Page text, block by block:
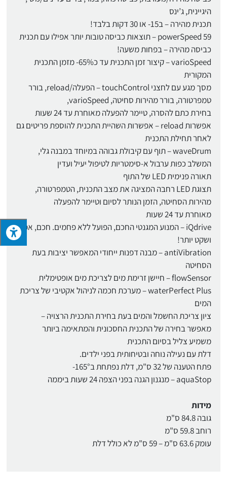
היגיינית, ג’ינס
תכנית מהירה – ב15- או 30 דקות בלבד!
59 powerSpeed – תוצאות כביסה טובות יותר אפילו עם תכנית
כביסה מהירה – בפחות משעה!
varioSpeed – קיצור זמן התכנית עד כ65%- מזמן התכנית
המקורית
מסך מגע עם לחצני touchControl – הפעלה/reload, בורר
טמפרטורה, בורר מהירות סחיטה, varioSpeed,
בחירת כתם להסרה, טיימר להפעלה מאוחרת עד 24 שעות
אפשרות reload – אפשרות השהיית התכנית להוספת פריטים גם
לאחר תחילת התכנית
waveDrum – תוף עם קיבולת גבוהה במיוחד במבנה גלי,
המשלב כפות ערבול א-סימטריות לטיפול יעיל ועדין
תאורה פנימית LED של התוף
תצוגת LED רחבה המציגה את מצב התכנית, הטמפרטורה,
מהירות הסחיטה, הזמן הנותר לסיום וטיימר להפעלה
מאוחרת עד 24 שעות
iQdrive – המנוע המגנטי החכם, הפועל ללא פחמים. חכם, אמין
ושקט יותר!
antiVibration – מבנה דפנות ייחודי המאפשר יציבות בעת
הסחיטה
flowSensor – חיישן זרימת מים לצריכת מים אופטימלית
waterPerfect Plus – מערכת חכמה לניהול אקטיבי של צריכת
המים
ציון צריכת החשמל והמים בעת בחירת התכנית הרצויה –
מאפשר בחירה של התכנית החסכונית והמתאימה ביותר
משמיע צליל בסיום התכנית
דלת עם נעילה נוחה ובטיחותית בפני ילדים.
פתח הטענה של 32 ס"מ, דלת נפתחת ב165°-
aquaStop – מנגנון הגנה בפני הצפה 24 שעות ביממה
מידות
גובה 84.8 ס"מ
רוחב 59.8 ס"מ
עומק 63.6 ס"מ – 59 ס"מ לא כולל דלת